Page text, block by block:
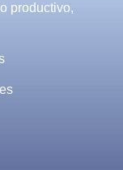
productivo,